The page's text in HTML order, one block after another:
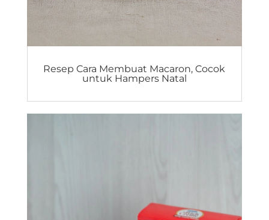
Resep Cara Membuat Macaron, Cocok
untuk Hampers Natal